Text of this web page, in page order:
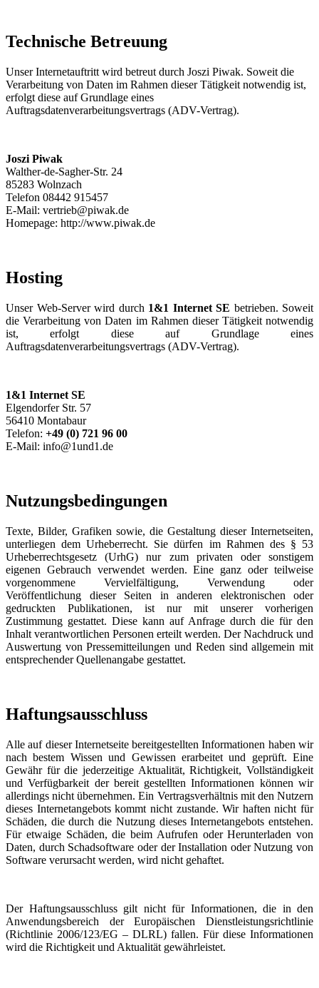
Technische Betreuung
Unser Internetauftritt wird betreut durch Joszi Piwak. Soweit die
Verarbeitung von Daten im Rahmen dieser Tätigkeit notwendig ist,
erfolgt diese auf Grundlage eines
Auftragsdatenverarbeitungsvertrags (ADV-Vertrag).
Joszi Piwak
Walther-de-Sagher-Str. 24
85283 Wolnzach
Telefon 08442 915457
E-Mail: vertrieb@piwak.de
Homepage: http://www.piwak.de
Hosting
Unser Web-Server wird durch 1&1 Internet SE betrieben. Soweit
die Verarbeitung von Daten im Rahmen dieser Tätigkeit notwendig
ist, erfolgt diese auf Grundlage eines
Auftragsdatenverarbeitungsvertrags (ADV-Vertrag).
1&1 Internet SE
Elgendorfer Str. 57
56410 Montabaur
Telefon: +49 (0) 721 96 00
E-Mail: info@1und1.de
Nutzungsbedingungen
Texte, Bilder, Grafiken sowie, die Gestaltung dieser Internetseiten,
unterliegen dem Urheberrecht. Sie dürfen im Rahmen des § 53
Urheberrechtsgesetz (UrhG) nur zum privaten oder sonstigem
eigenen Gebrauch verwendet werden. Eine ganz oder teilweise
vorgenommene Vervielfältigung, Verwendung oder
Veröffentlichung dieser Seiten in anderen elektronischen oder
gedruckten Publikationen, ist nur mit unserer vorherigen
Zustimmung gestattet. Diese kann auf Anfrage durch die für den
Inhalt verantwortlichen Personen erteilt werden. Der Nachdruck und
Auswertung von Pressemitteilungen und Reden sind allgemein mit
entsprechender Quellenangabe gestattet.
Haftungsausschluss
Alle auf dieser Internetseite bereitgestellten Informationen haben wir
nach bestem Wissen und Gewissen erarbeitet und geprüft. Eine
Gewähr für die jederzeitige Aktualität, Richtigkeit, Vollständigkeit
und Verfügbarkeit der bereit gestellten Informationen können wir
allerdings nicht übernehmen. Ein Vertragsverhältnis mit den Nutzern
dieses Internetangebots kommt nicht zustande. Wir haften nicht für
Schäden, die durch die Nutzung dieses Internetangebots entstehen.
Für etwaige Schäden, die beim Aufrufen oder Herunterladen von
Daten, durch Schadsoftware oder der Installation oder Nutzung von
Software verursacht werden, wird nicht gehaftet.
Der Haftungsausschluss gilt nicht für Informationen, die in den
Anwendungsbereich der Europäischen Dienstleistungsrichtlinie
(Richtlinie 2006/123/EG – DLRL) fallen. Für diese Informationen
wird die Richtigkeit und Aktualität gewährleistet.